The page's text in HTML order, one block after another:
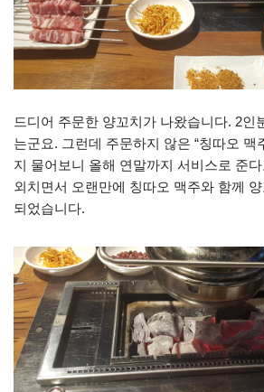
드디어 주문한 양꼬치가 나왔습니다. 2인
는군요. 그런데 주문하지 않은 “칭따오 맥
지 물어보니 올해 연말까지 서비스로 준다
외치면서 오랜만에 칭따오 맥주와 함께
되었습니다.